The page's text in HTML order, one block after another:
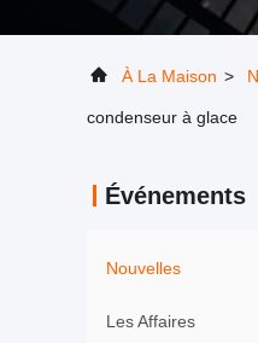
À La Maison >
condenseur à glace
Événements
Nouvelles
Les Affaires